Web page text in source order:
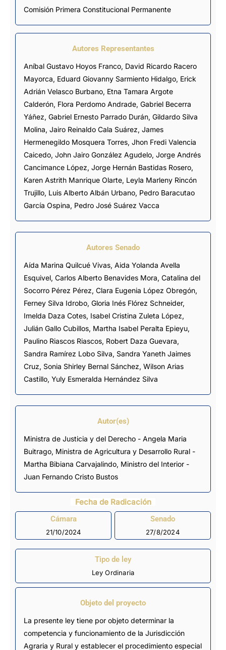
Comisión Primera Constitucional Permanente
Autores Representantes
Aníbal Gustavo Hoyos Franco, David Ricardo Racero
Mayorca, Eduard Giovanny Sarmiento Hidalgo, Erick
Adrián Velasco Burbano, Etna Tamara Argote
Calderón, Flora Perdomo Andrade, Gabriel Becerra
Yáñez, Gabriel Ernesto Parrado Durán, Gildardo Silva
Molina, Jairo Reinaldo Cala Suárez, James
Hermenegildo Mosquera Torres, Jhon Fredi Valencia
Caicedo, John Jairo González Agudelo, Jorge Andrés
Cancimance López, Jorge Hernán Bastidas Rosero,
Karen Astrith Manrique Olarte, Leyla Marleny Rincón
Trujillo, Luis Alberto Albán Urbano, Pedro Baracutao
García Ospina, Pedro José Suárez Vacca
Autores Senado
Aída Marina Quilcué Vivas, Aida Yolanda Avella
Esquivel, Carlos Alberto Benavides Mora, Catalina del
Socorro Pérez Pérez, Clara Eugenia López Obregón,
Ferney Silva Idrobo, Gloria Inés Flórez Schneider,
Imelda Daza Cotes, Isabel Cristina Zuleta López,
Julián Gallo Cubillos, Martha Isabel Peralta Epieyu,
Paulino Riascos Riascos, Robert Daza Guevara,
Sandra Ramírez Lobo Silva, Sandra Yaneth Jaimes
Cruz, Sonia Shirley Bernal Sánchez, Wilson Arias
Castillo, Yuly Esmeralda Hernández Silva
Autor(es)
Ministra de Justicia y del Derecho - Angela Maria
Buitrago, Ministra de Agricultura y Desarrollo Rural -
Martha Bibiana Carvajalindo, Ministro del Interior -
Juan Fernando Cristo Bustos
Fecha de Radicación
Cámara
21/10/2024
Senado
27/8/2024
Tipo de ley
Ley Ordinaria
Objeto del proyecto
La presente ley tiene por objeto determinar la
competencia y funcionamiento de la Jurisdicción
Agraria y Rural y establecer el procedimiento especial